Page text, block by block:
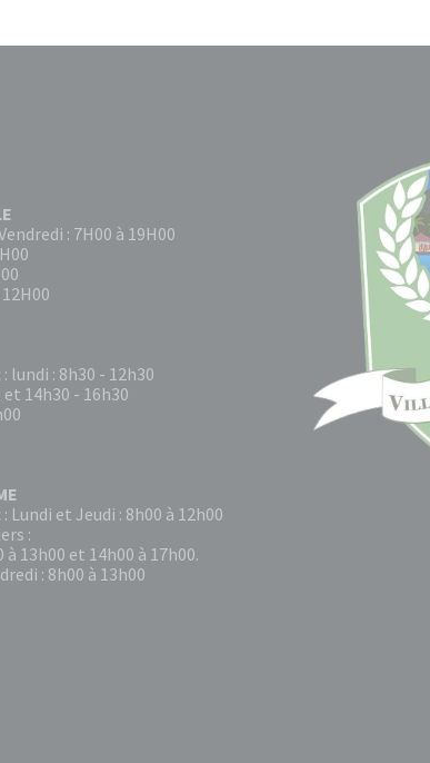
: 7H00 à 19H00
lundi : 8h30 - 12h30
14h30 - 16h30
Lundi et Jeudi : 8h00 à 12h00
:
à 13h00 et 14h00 à 17h00.
: 8h00 à 13h00